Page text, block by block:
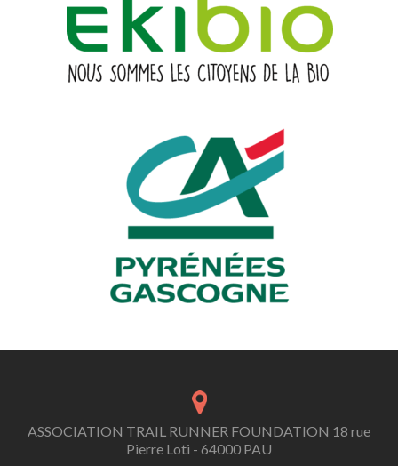
ASSOCIATION TRAIL RUNNER FOUNDATION 18 rue
Pierre Loti - 64000 PAU